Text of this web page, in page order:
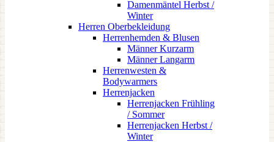
Damenmäntel Herbst /
Winter
Herren Oberbekleidung
Herrenhemden & Blusen
Männer Kurzarm
Männer Langarm
Herrenwesten &
Bodywarmers
Herrenjacken
Herrenjacken Frühling
/ Sommer
Herrenjacken Herbst /
Winter